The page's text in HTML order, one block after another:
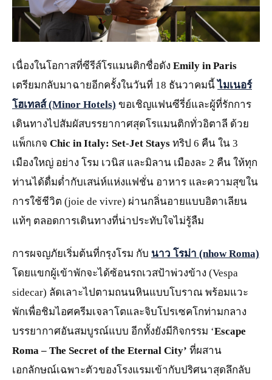
JPG
เนื่องในโอกาสที่ซีรีส์โรแมนติกชื่อดัง Emily in Paris
เตรียมกลับมาฉายอีกครั้งในวันที่ 18 ธันวาคมนี้ไมเนอร์
โฮเทลส์(Minor Hotels) ขอเชิญแฟนซีรี่ย์และผู้ที่รักการ
เดินทางไปสัมผัสบรรยากาศสุดโรแมนติกทั่วอิตาลี ด้วย
แพ็กเกจ Chic in Italy: Set-Jet Stays ทริป 6 คืน ใน 3
เมืองใหญ่ อย่าง โรม เวนิส และมิลาน เมืองละ 2 คืน ให้ทุก
ท่านได้ดื่มด่ำกับเสน่ห์แห่งแฟชั่น อาหาร และความสุขใน
การใช้ชีวิต (joie de vivre) ผ่านกลิ่นอายแบบอิตาเลียน
แท้ๆ ตลอดการเดินทางที่น่าประทับใจไม่รู้ลืม
การผจญภัยเริ่มต้นที่กรุงโรม กับ นาว โรม่า (nhow Roma)
โดยแขกผู้เข้าพักจะได้ซ้อนรถเวสป้าพ่วงข้าง (Vespa
sidecar) ลัดเลาะไปตามถนนหินแบบโบราณ พร้อมแวะ
พักเพื่อชิมไอศครีมเจลาโตและจิบโปรเซคโกท่ามกลาง
บรรยากาศอันสมบูรณ์แบบ อีกทั้งยังมีกิจกรรม ‘Escape
Roma – The Secret of the Eternal City’ ที่ผสาน
เอกลักษณ์เฉพาะตัวของโรงแรมเข้ากับปริศนาสุดลึกลับ